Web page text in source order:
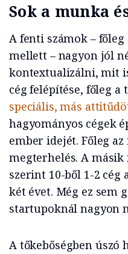
Sok a munka
A fenti számok – főleg
mellett – nagyon jól
kontextualizálni, mit
cég felépítése, főleg
speciális, más
hagyományos cégek
ember idejét. Főleg
megterhelés. A másik
szerint 10-ből 1-2 cég
két évet. Még ez sem
startupoknál nagyon
A tőkebőségben úszó